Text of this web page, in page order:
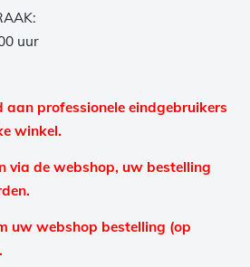
uur
aan professionele eindgebruikers
winkel.
via de webshop, uw bestelling
uw webshop bestelling (op